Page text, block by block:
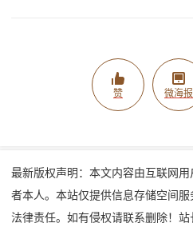
赞 微海报
最新版权声明：本文内容由互联网
者本人。本站仅提供信息存储空间
法律责任。如有侵权请联系删除！